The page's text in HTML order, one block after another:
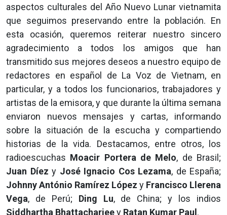
aspectos culturales del Año Nuevo Lunar vietnamita
que seguimos preservando entre la población. En
esta ocasión, queremos reiterar nuestro sincero
agradecimiento a todos los amigos que han
transmitido sus mejores deseos a nuestro equipo de
redactores en español de La Voz de Vietnam, en
particular, y a todos los funcionarios, trabajadores y
artistas de la emisora, y que durante la última semana
enviaron nuevos mensajes y cartas, informando
sobre la situación de la escucha y compartiendo
historias de la vida. Destacamos, entre otros, los
radioescuchas Moacir Portera de Melo, de Brasil;
Juan Díez y José Ignacio Cos Lezama, de España;
Johnny António Ramírez López y Francisco Llerena
Vega, de Perú; Ding Lu, de China; y los indios
Siddhartha Bhattacharjeey Ratan Kumar Paul.